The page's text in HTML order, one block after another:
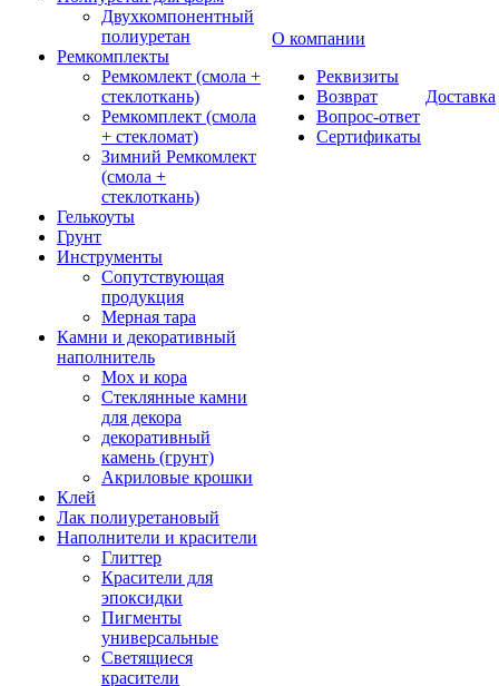
Двухкомпонентный
полиуретан
Ремкомплекты
Ремкомлект (смола +
стеклоткань)
Ремкомплект (смола
+ стекломат)
Зимний Ремкомлект
(смола +
стеклоткань)
Гелькоуты
Грунт
Инструменты
Сопутствующая
продукция
Мерная тара
Камни и декоративный
наполнитель
Мох и кора
Стеклянные камни
для декора
декоративный
камень (грунт)
Акриловые крошки
Клей
Лак полиуретановый
Наполнители и красители
Глиттер
Красители для
эпоксидки
Пигменты
универсальные
Светящиеся
красители
О компании
Реквизиты
Возврат
Вопрос-ответ
Сертификаты
Доставка